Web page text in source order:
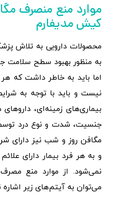
موارد منع منصرف
کیش مدیفارم
محصولات دارویی به تلاش
به منظور بهبود سطح سلامت
اما باید به خاطر داشت که
نیست و باید با توجه به
بیماری‌های زمینه‌ای،
جنسیت، شدت و نوع درد
مگافن روز و شب نیز دارای
و به هر فرد بیمار دارای
نمی‌شود. از موارد منع
می‌توان به آیتم‌های زیر اشاره